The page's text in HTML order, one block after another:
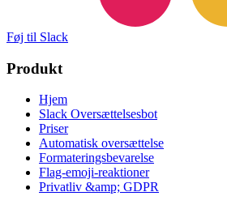
Føj til Slack
Produkt
Hjem
Slack Oversættelsesbot
Priser
Automatisk oversættelse
Formateringsbevarelse
Flag-emoji-reaktioner
Privatliv &amp; GDPR